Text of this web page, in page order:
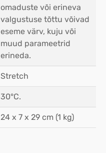
omaduste või erineva
valgustuse tõttu võivad
eseme värv, kuju või
muud parameetrid
erineda.
Stretch
30°C.
24 x 7 x 29 cm (1 kg)